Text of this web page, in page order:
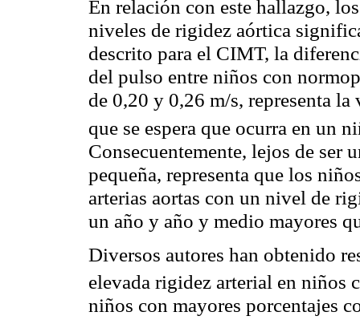
En relación con este hallazgo,
niveles de rigidez aórtica
descrito para el CIMT, la
del pulso entre niños con
de 0,20 y 0,26 m/s, representa
que se espera que ocurra en un
Consecuentemente, lejos de ser
pequeña, representa que los
arterias aortas con un nivel de
un año y año y medio mayores
Diversos autores han obtenido
elevada rigidez arterial en niños
niños con mayores porcentajes